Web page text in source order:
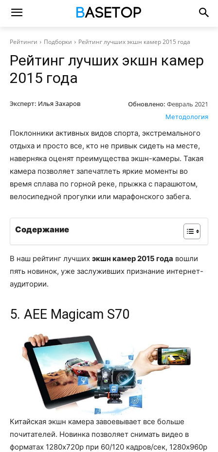
Рейтинги Подборки Рейтинг лучших экшн камер 2015 года
Рейтинг лучших экшн камер
2015 года
Эксперт: Илья Захаров Обновлено: Февраль 2021
Методология
Поклонники активных видов спорта, экстремального
отдыха и просто все, кто не привык сидеть на месте,
наверняка оценят преимущества экшн-камеры. Такая
камера позволяет запечатлеть яркие моменты во
время сплава по горной реке, прыжка с парашютом,
велосипедной прогулки или марафонского забега.
Содержание
В наш рейтинг лучших экшн камер 2015 года вошли
пять новинок, уже заслуживших признание интернет-
аудитории.
5. AEE Magicam S70
Китайская экшн камера завоевывает все больше
почитателей. Новинка позволяет снимать видео в
форматах 1280x720p при 60/120 кадров/сек, 1280x960p